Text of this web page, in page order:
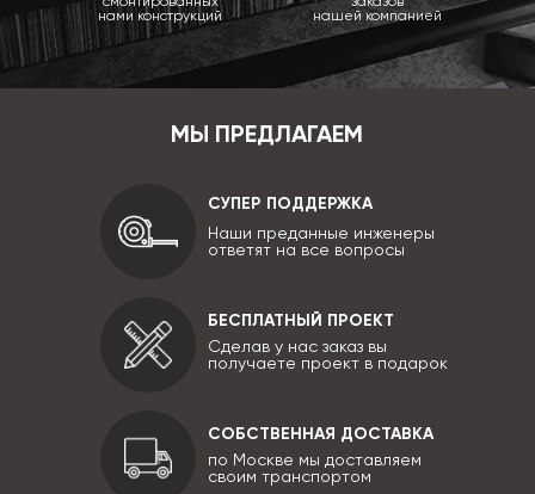
нами конструкций
нашей компанией
МЫ ПРЕДЛАГАЕМ
СУПЕР ПОДДЕРЖКА
Наши преданные инженеры
ответят на все вопросы
БЕСПЛАТНЫЙ ПРОЕКТ
Сделав у нас заказ вы
получаете проект в подарок
СОБСТВЕННАЯ ДОСТАВКА
по Москве мы доставляем
своим транспортом